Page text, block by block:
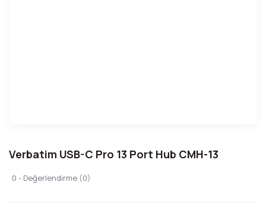
Verbatim USB-C Pro 13 Port Hub CMH-13
0 - Değerlendirme (0)